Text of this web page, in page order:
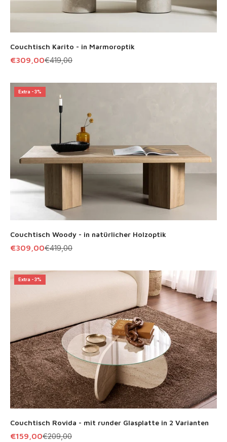
Couchtisch Karito - in Marmoroptik
Angebot
€309,00Regulärer Preis
€419,00
Extra -3%
Couchtisch Woody - in natürlicher Holzoptik
Angebot
€309,00Regulärer Preis
€419,00
Extra -3%
Couchtisch Rovida - mit runder Glasplatte in 2 Varianten
Angebot
€159,00Regulärer Preis
€209,00